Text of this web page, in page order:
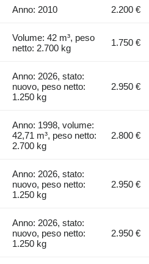
Anno: 2010 2.200 €
Volume: 42 m³, peso
netto: 2.700 kg
1.750 €
Anno: 2026, stato:
nuovo, peso netto:
1.250 kg
2.950 €
Anno: 1998, volume:
42,71 m³, peso netto:
2.700 kg
2.800 €
Anno: 2026, stato:
nuovo, peso netto:
1.250 kg
2.950 €
Anno: 2026, stato:
nuovo, peso netto:
1.250 kg
2.950 €